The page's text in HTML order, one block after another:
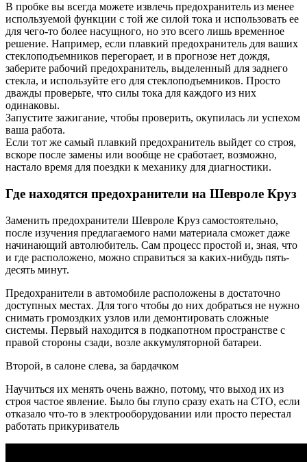
В пробке вы всегда можете извлечь предохранитель из менее
используемой функции с той же силой тока и использовать ее
для чего-то более насущного, но это всего лишь временное
решение. Например, если плавкий предохранитель для ваших
стеклоподъемников перегорает, и в прогнозе нет дождя,
заберите рабочий предохранитель, выделенный для заднего
стекла, и используйте его для стеклоподъемников. Просто
дважды проверьте, что силы тока для каждого из них
одинаковы.
Запустите зажигание, чтобы проверить, окупилась ли успехом
ваша работа.
Если тот же самый плавкий предохранитель выйдет со строя,
вскоре после замены или вообще не сработает, возможно,
настало время для поездки к механику для диагностики.
Где находятся предохранители на Шевроле Круз
Заменить предохранители Шевроле Круз самостоятельно,
после изучения предлагаемого нами материала сможет даже
начинающий автолюбитель. Сам процесс простой и, зная, что
и где расположено, можно справиться за каких-нибудь пять-
десять минут.
Предохранители в автомобиле расположены в достаточно
доступных местах. Для того чтобы до них добраться не нужно
снимать громоздких узлов или демонтировать сложные
системы. Первый находится в подкапотном пространстве с
правой стороны сзади, возле аккумуляторной батареи.
Второй, в салоне слева, за бардачком
Научиться их менять очень важно, потому, что выход их из
строя частое явление. Было бы глупо сразу ехать на СТО, если
отказало что-то в электрооборудовании или просто перестал
работать прикуриватель